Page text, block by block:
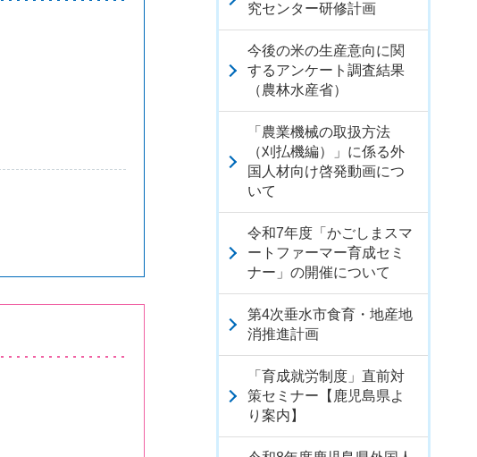
究センター研修計画
今後の米の生産意向に関
するアンケート調査結果
（農林水産省）
「農業機械の取扱方法
（刈払機編）」に係る外
国人材向け啓発動画につ
いて
令和7年度「かごしまスマ
ートファーマー育成セミ
ナー」の開催について
第4次垂水市食育・地産地
消推進計画
「育成就労制度」直前対
策セミナー【鹿児島県よ
り案内】